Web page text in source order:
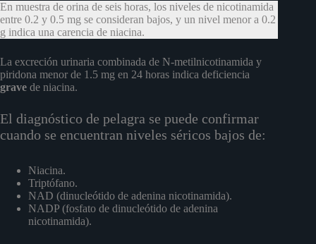
En muestra de orina de seis horas, los niveles de nicotinamida
entre 0.2 y 0.5 mg se consideran bajos, y un nivel menor a 0.2
g indica una carencia de niacina.
La excreción urinaria combinada de N-metilnicotinamida y
piridona menor de 1.5 mg en 24 horas indica deficiencia
grave de niacina.
El diagnóstico de pelagra se puede confirmar
cuando se encuentran niveles séricos bajos de:
Niacina.
Triptófano.
NAD (dinucleótido de adenina nicotinamida).
NADP (fosfato de dinucleótido de adenina
nicotinamida).